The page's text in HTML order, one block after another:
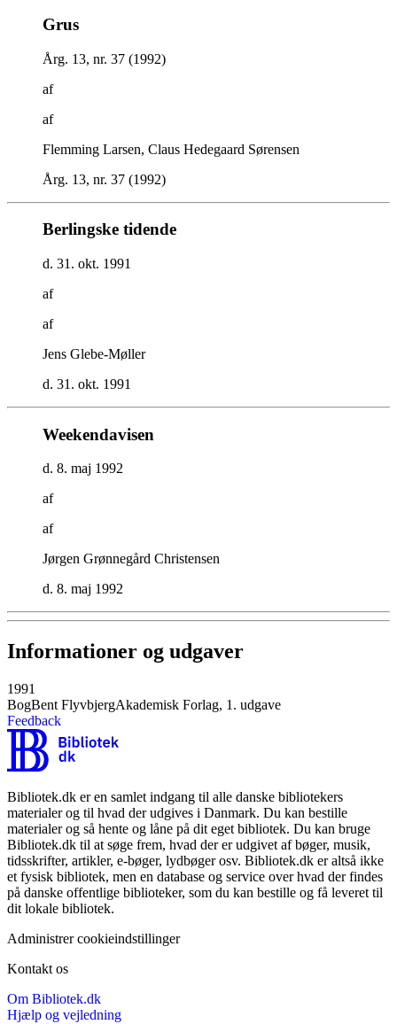
Grus
Årg. 13, nr. 37 (1992)
af
af
Flemming Larsen, Claus Hedegaard Sørensen
Årg. 13, nr. 37 (1992)
Berlingske tidende
d. 31. okt. 1991
af
af
Jens Glebe-Møller
d. 31. okt. 1991
Weekendavisen
d. 8. maj 1992
af
af
Jørgen Grønnegård Christensen
d. 8. maj 1992
Informationer og udgaver
1991
BogBent FlyvbjergAkademisk Forlag, 1. udgave
Feedback
Bibliotek.dk er en samlet indgang til alle danske bibliotekers
materialer og til hvad der udgives i Danmark. Du kan bestille
materialer og så hente og låne på dit eget bibliotek. Du kan bruge
Bibliotek.dk til at søge frem, hvad der er udgivet af bøger, musik,
tidsskrifter, artikler, e-bøger, lydbøger osv. Bibliotek.dk er altså ikke
et fysisk bibliotek, men en database og service over hvad der findes
på danske offentlige biblioteker, som du kan bestille og få leveret til
dit lokale bibliotek.
Administrer cookieindstillinger
Kontakt os
Om Bibliotek.dk
Hjælp og vejledning